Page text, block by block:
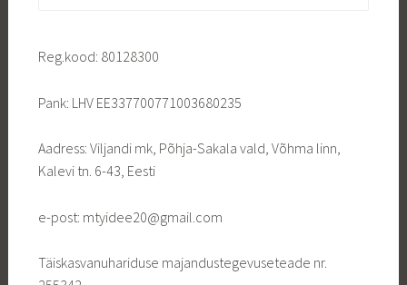
Reg.kood: 80128300
Pank: LHV EE337700771003680235
Aadress: Viljandi mk, Põhja-Sakala vald, Võhma linn,
Kalevi tn. 6-43, Eesti
e-post: mtyidee20@gmail.com
Täiskasvanuhariduse majandustegevuseteade nr.